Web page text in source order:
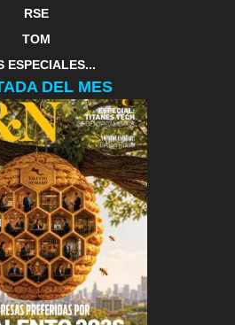
RSE
TOM
ESPECIALES...
DEL MES